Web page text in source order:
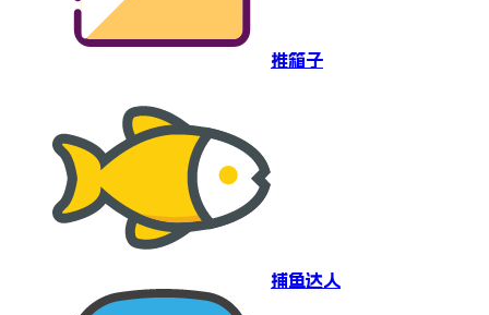
推箱子
捕鱼达人